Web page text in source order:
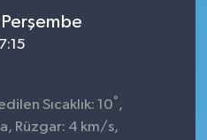
Sıcaklık: 10° ,
Rüzgar: 4 km/s,